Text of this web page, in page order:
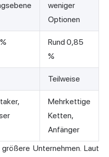
weniger
Optionen
Rund 0,85
%
Teilweise
Mehrkettige
Ketten,
Anfänger
Unternehmen. Laut